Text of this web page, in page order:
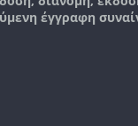
έγγραφη